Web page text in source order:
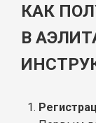
КАК
В